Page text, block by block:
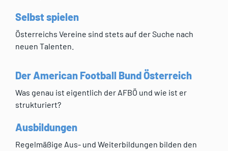
Selbst spielen
Österreichs Vereine sind stets auf der Suche nach
neuen Talenten.
Der American Football Bund Österreich
Was genau ist eigentlich der AFBÖ und wie ist er
strukturiert?
Ausbildungen
Regelmäßige Aus- und Weiterbildungen bilden den